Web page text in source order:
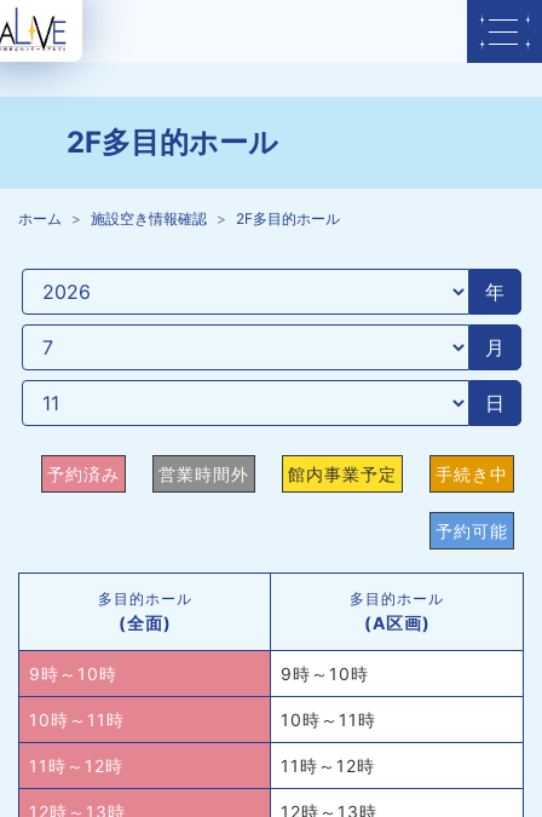
2F多目的ホール
ホーム 施設空き情報確認 2F多目的ホール
年
月
日
予約済み 営業時間外 館内事業予定 手続き中
予約可能
多目的ホール
(全面)
多目的ホール
(A区画)
9時～10時 9時～10時
10時～11時 10時～11時
11時～12時 11時～12時
12時～13時 12時～13時